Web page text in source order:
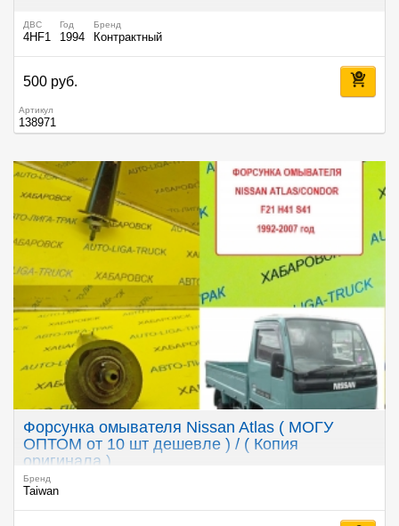
ДВС
4HF1
Год
1994
Бренд
Контрактный
500 руб.
Артикул
138971
Форсунка омывателя Nissan Atlas ( МОГУ
ОПТОМ от 10 шт дешевле ) / ( Копия
оригинала )
Бренд
Taiwan